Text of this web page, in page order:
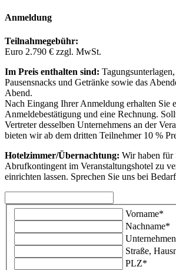
Anmeldung
Teilnahmegebühr:
Euro 2.790 € zzgl. MwSt.
Im Preis enthalten sind:
Pausensnacks und Getränke sowie das
Abend.
Nach Eingang Ihrer Anmeldung erhalten Sie
Anmeldebestätigung und eine Rechnung.
Vertreter desselben Unternehmens an der
bieten wir ab dem dritten Teilnehmer 10 %
Hotelzimmer/Übernachtung: Wir haben für
Abrufkontingent im Veranstaltungshotel zu
einrichten lassen. Sprechen Sie uns bei
Vorname*
Nachname*
Straße,
PLZ*